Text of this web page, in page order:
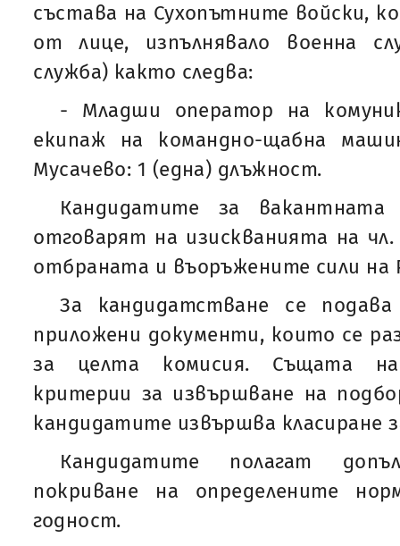
състава на Сухопътните войски,
от лице, изпълнявало военна
служба) както следва:
- Младши оператор на
екипаж на командно-щабна
Мусачево: 1 (една) длъжност.
Кандидатите за
отговарят на изискванията на
отбраната и въоръжените сили на
За кандидатстване се
приложени документи, които се
за целта комисия. Същата на
критерии за извършване на
кандидатите извършва класиране
Кандидатите полагат
покриване на определените
годност.